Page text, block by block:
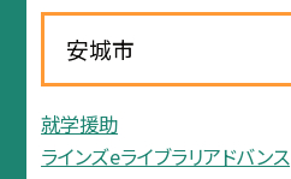
安城市
就学援助
ラインズeライブラリアドバンス